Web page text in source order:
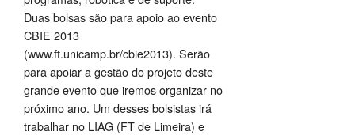
Duas bolsas são para apoio ao evento
CBIE 2013
(www.ft.unicamp.br/cbie2013). Serão
para apoiar a gestão do projeto deste
grande evento que iremos organizar no
próximo ano. Um desses bolsistas irá
trabalhar no LIAG (FT de Limeira) e